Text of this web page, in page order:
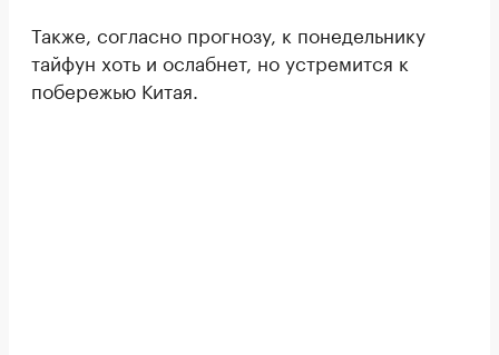
Также, согласно прогнозу, к понедельнику
тайфун хоть и ослабнет, но устремится к
побережью Китая.